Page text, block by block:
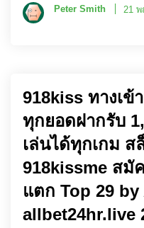
Peter Smith 21
918kiss ทางเข้
ทุกยอดฝากรับ
เล่นได้ทุกเกม ส
918kissme สมั
แตก Top 29
allbet24hr.live